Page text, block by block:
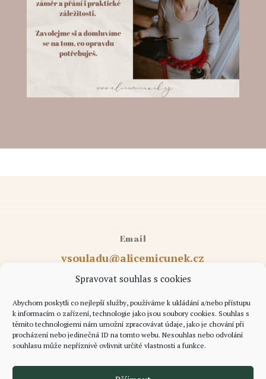
Spravovat souhlas s cookies
Abychom poskytli co nejlepší služby, používáme k ukládání a/nebo přístupu
k informacím o zařízení, technologie jako jsou soubory cookies. Souhlas s
těmito technologiemi nám umožní zpracovávat údaje, jako je chování při
procházení nebo jedinečná ID na tomto webu. Nesouhlas nebo odvolání
souhlasu může nepříznivě ovlivnit určité vlastnosti a funkce.
Email
vsouladu@alicemicunek.cz
Telefon
+420 732 818 514